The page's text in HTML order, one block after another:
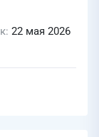
22 мая 2026